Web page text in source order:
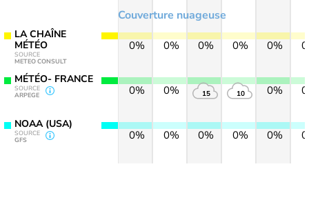
LA CHAÎNE
MÉTÉO
SOURCE
METEO CONSULT
MÉTÉO- FRANCE
SOURCE
ARPEGE
NOAA (USA)
SOURCE
GFS
Couverture nuageuse
0%
0%
0%
0%
0%
0%
0%
15
0%
0%
10
0%
0%
0%
0%